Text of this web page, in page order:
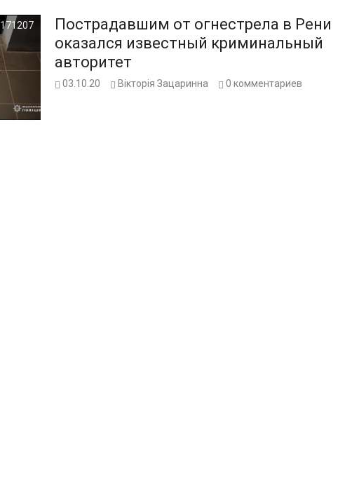
171207
Пострадавшим от огнестрела в Рени
оказался известный криминальный
авторитет
03.10.20 Вікторія Зацаринна 0 комментариев